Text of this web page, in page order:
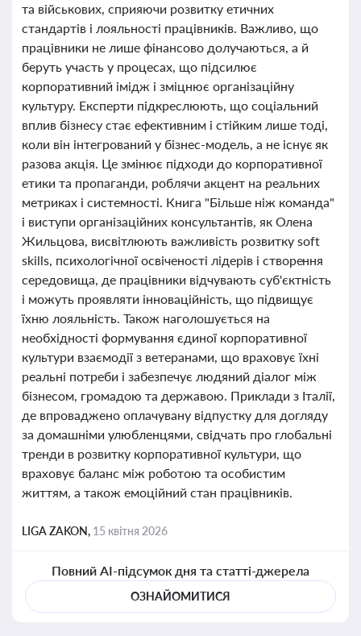
та військових, сприяючи розвитку етичних
стандартів і лояльності працівників. Важливо, що
працівники не лише фінансово долучаються, а й
беруть участь у процесах, що підсилює
корпоративний імідж і зміцнює організаційну
культуру. Експерти підкреслюють, що соціальний
вплив бізнесу стає ефективним і стійким лише тоді,
коли він інтегрований у бізнес-модель, а не існує як
разова акція. Це змінює підходи до корпоративної
етики та пропаганди, роблячи акцент на реальних
метриках і системності. Книга "Більше ніж команда"
і виступи організаційних консультантів, як Олена
Жильцова, висвітлюють важливість розвитку soft
skills, психологічної освіченості лідерів і створення
середовища, де працівники відчувають суб'єктність
і можуть проявляти інноваційність, що підвищує
їхню лояльність. Також наголошується на
необхідності формування єдиної корпоративної
культури взаємодії з ветеранами, що враховує їхні
реальні потреби і забезпечує людяний діалог між
бізнесом, громадою та державою. Приклади з Італії,
де впроваджено оплачувану відпустку для догляду
за домашніми улюбленцями, свідчать про глобальні
тренди в розвитку корпоративної культури, що
враховує баланс між роботою та особистим
життям, а також емоційний стан працівників.
LIGA ZAKON, 15 квітня 2026
Повний AI-підсумок дня та статті-джерела
ОЗНАЙОМИТИСЯ